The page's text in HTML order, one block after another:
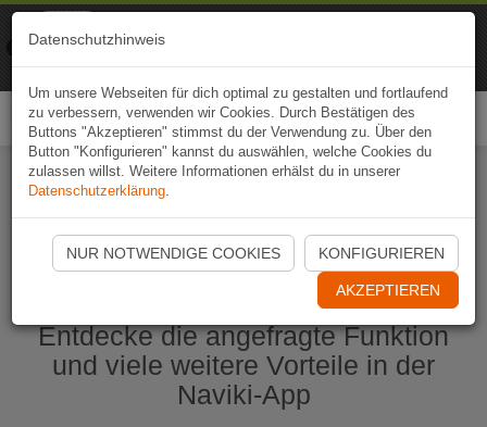
Naviki App jetzt öffnen
Entdecke die angefragte Funktion
und viele weitere Vorteile in der
Naviki-App
Datenschutzhinweis
Um unsere Webseiten für dich optimal zu gestalten und fortlaufend
zu verbessern, verwenden wir Cookies. Durch Bestätigen des
Buttons "Akzeptieren" stimmst du der Verwendung zu. Über den
Button "Konfigurieren" kannst du auswählen, welche Cookies du
zulassen willst. Weitere Informationen erhälst du in unserer
Datenschutzerklärung.
NUR NOTWENDIGE COOKIES KONFIGURIEREN
AKZEPTIEREN
Naviki